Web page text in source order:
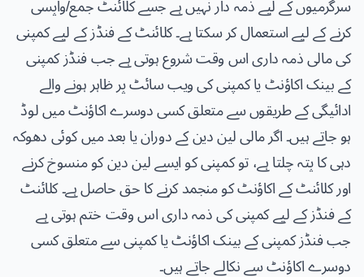
کرنے کے لیے استعمال کر سکتا ہے۔ کلائنٹ کے فنڈز کے لیے کمپنی
کی مالی ذمہ داری اس وقت شروع ہوتی ہے جب فنڈز کمپنی
کے بینک اکاؤنٹ یا کمپنی کی ویب سائٹ پر ظاہر ہونے والے
ادائیگی کے طریقوں سے متعلق کسی دوسرے اکاؤنٹ میں لوڈ
ہو جاتے ہیں۔ اگر مالی لین دین کے دوران یا بعد میں کوئی دھوکہ
دہی کا پتہ چلتا ہے، تو کمپنی کو ایسے لین دین کو منسوخ کرنے
اور کلائنٹ کے اکاؤنٹ کو منجمد کرنے کا حق حاصل ہے۔ کلائنٹ
کے فنڈز کے لیے کمپنی کی ذمہ داری اس وقت ختم ہوتی ہے
جب فنڈز کمپنی کے بینک اکاؤنٹ یا کمپنی سے متعلق کسی
دوسرے اکاؤنٹ سے نکالے جاتے ہیں۔